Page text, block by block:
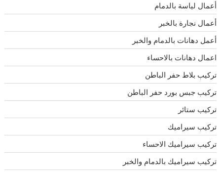
أعمال لياسة بالدمام
أعمال نجارة بالخبر
أعمل دهانات بالدمام والخبر
اعمال دهانات بالاحساء
تركيب بلاط حفر الباطن
تركيب جبس بورد حفر الباطن
تركيب ستائر
تركيب سيراميك
تركيب سيراميك الاحساء
تركيب سيراميك بالدمام والخبر